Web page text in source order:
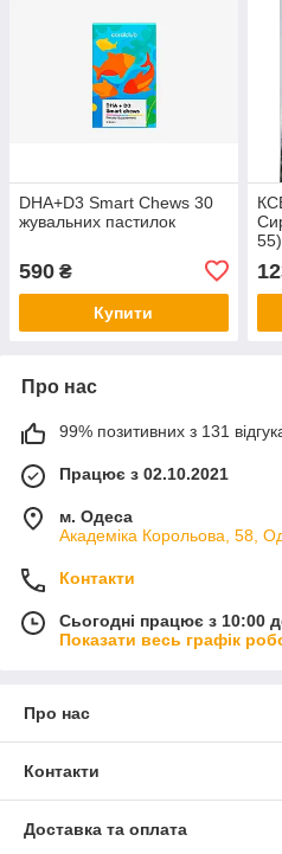
DHA+D3 Smart Chews 30
жувальних пастилок
590 ₴
Купити
Про нас
99% позитивних з 131
Працює з 02.10.2021
м. Одеса
Академіка Корольова, 58,
Контакти
Сьогодні працює з 10:00
Показати весь графік
Про нас
Контакти
Доставка та оплата